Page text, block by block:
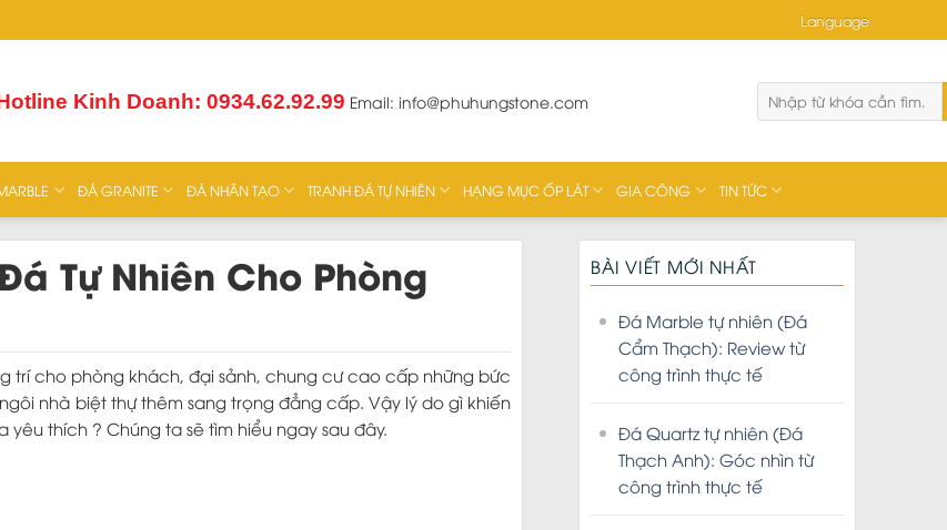
Kinh Doanh: 0934.62.92.99 Email: info@phuhungstone.com
ĐÁ GRANITE ĐÁ NHÂN TẠO TRANH ĐÁ TỰ NHIÊN HẠNG MỤC ỐP LÁT GIA CÔNG TIN TỨC
Tự Nhiên Cho Phòng
trí cho phòng khách, đại sảnh, chung cư cao cấp những bức
nhà biệt thự thêm sang trọng đẳng cấp. Vậy lý do gì khiến
thích ? Chúng ta sẽ tìm hiểu ngay sau đây.
BÀI VIẾT MỚI NHẤT
Đá Marble tự nhiên (Đá
Cẩm Thạch): Review từ
công trình thực tế
Đá Quartz tự nhiên (Đá
Thạch Anh): Góc nhìn từ
công trình thực tế
Language